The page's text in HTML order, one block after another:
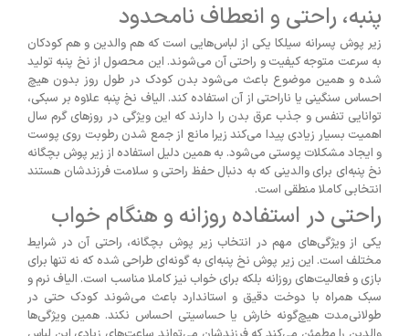
پنبه، راحتی و انعطاف نامحدود
زیر پوش پسرانه سیلکا یکی از لباس‌هایی است که هم والدین و هم کودکان
به سرعت متوجه کیفیت و راحتی آن می‌شوند. این محصول از نخ پنبه تولید
شده و همین موضوع باعث می‌شود بدن کودک در طول روز بدون هیچ
احساس سنگینی یا ناراحتی از آن استفاده کند. الیاف نخ پنبه علاوه بر سبکی،
توانایی تنفس و جذب عرق بدن را دارند که این ویژگی در روزهای گرم سال
اهمیت بسیار زیادی پیدا می‌کند زیرا مانع از جمع شدن رطوبت روی پوست
و ایجاد مشکلات پوستی می‌شود. به همین دلیل استفاده از زیر پوش بچگانه
نخ پنبه‌ای برای والدینی که به دنبال حفظ راحتی و سلامت فرزندشان هستند
انتخابی کاملا منطقی است.
راحتی در استفاده روزانه و هنگام خواب
یکی از ویژگی‌های مهم در انتخاب زیر پوش بچگانه، راحتی آن در شرایط
مختلف است. این زیر پوش نخ پنبه‌ای به گونه‌ای طراحی شده که نه تنها برای
بازی و فعالیت‌های روزانه بلکه برای خواب نیز کاملا مناسب است. الیاف نرم و
سبک همراه با دوخت دقیق و استاندارد باعث می‌شوند کودک حتی در
طولانی‌مدت هیچ‌گونه خارش یا حساسیتی احساس نکند. همین ویژگی‌ها